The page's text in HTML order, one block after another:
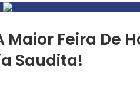
Maior Feira De
Saudita!